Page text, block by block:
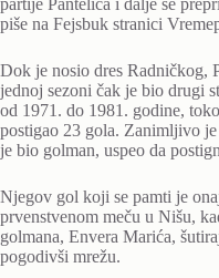
piše na Fejsbuk stranici
Dok je nosio dres Radničkog,
jednoj sezoni čak je bio drugi
od 1971. do 1981. godine,
postigao 23 gola. Zanimljivo
je bio golman, uspeo da
Njegov gol koji se pamti je
prvenstvenom meču u Nišu,
golmana, Envera Marića,
pogodivši mrežu.